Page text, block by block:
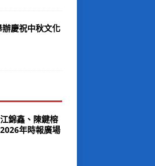
辦慶祝中秋文化
錦鑫、陳鍵榕
年時報廣場